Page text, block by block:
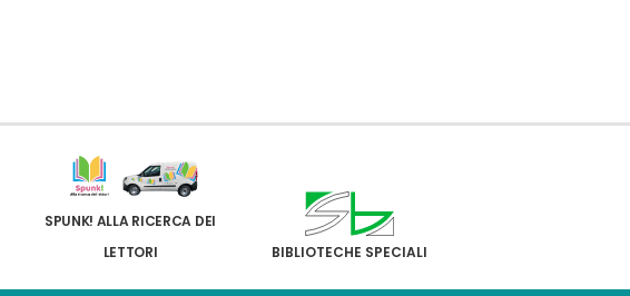
SPUNK! ALLA RICERCA DEI
LETTORI
BIBLIOTECHE SPECIALI